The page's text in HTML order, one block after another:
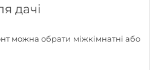
дачі
можна обрати міжкімнатні або